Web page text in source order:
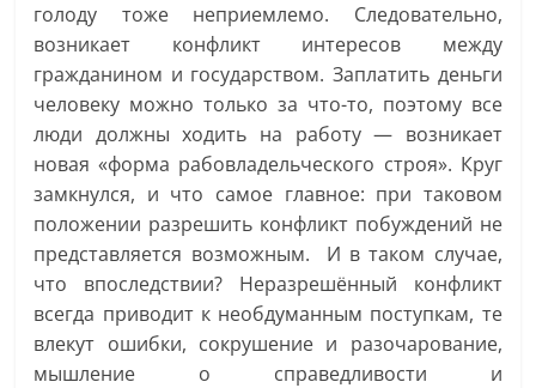
голоду тоже неприемлемо. Следовательно,
возникает конфликт интересов между
гражданином и государством. Заплатить деньги
человеку можно только за что-то, поэтому все
люди должны ходить на работу — возникает
новая «форма рабовладельческого строя». Круг
замкнулся, и что самое главное: при таковом
положении разрешить конфликт побуждений не
представляется возможным. И в таком случае,
что впоследствии? Неразрешённый конфликт
всегда приводит к необдуманным поступкам, те
влекут ошибки, сокрушение и разочарование,
мышление о справедливости и